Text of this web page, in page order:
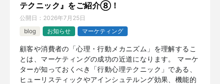
テクニック』をご紹介⑧！
公開日： 2026年7月25日
blog
お知らせ マーケティング
顧客や消費者の「心理・行動メカニズム」を理解するこ
とは、マーケティングの成功の近道になります。 マーケ
ターが知っておくべき「行動心理テクニック」である、
ヒューリスティックやアインシュテルング効果、機能的